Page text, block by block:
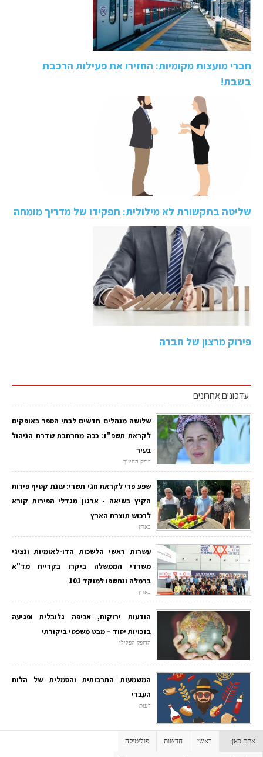
חברי מועצות מקומיות: החזירו את פעילות הרכבת
בשבת!
שליטה בתקשורת לא מילולית: תפקידו של מדריך מומחה
פירוק מרצון של חברה
עדכונים אחרונים
שלושה מנהלים חדשים לבתי הספר באופקים
לקראת תשפ"ז: ככה מתרחבת שדרת הניהול
בעיר
דופק החינוך
שפע פרי לקראת חגי תשרי: עונת קטיף פירות
הקיץ בשיאה - ארגון מגדלי הפירות קורא
לרכוש תוצרת הארץ
בארץ
עשרות ראשי הלשכות הדו-לאומיות ונציגי
משרדי הממשלה ביקרו בקריית מד"א
ברמלה ונחשפו למוקד 101
בארץ
הודעות ירוקות, אכיפה גלובלית ופגיעה
בזכויות יסוד – מבט משפטי ביקורתי
הדופק הפלילי
המשמעות התרבותית והסמלית של הלוח
העברי
דעות
אתם כאן: ראשי חדשות פוליטיקה